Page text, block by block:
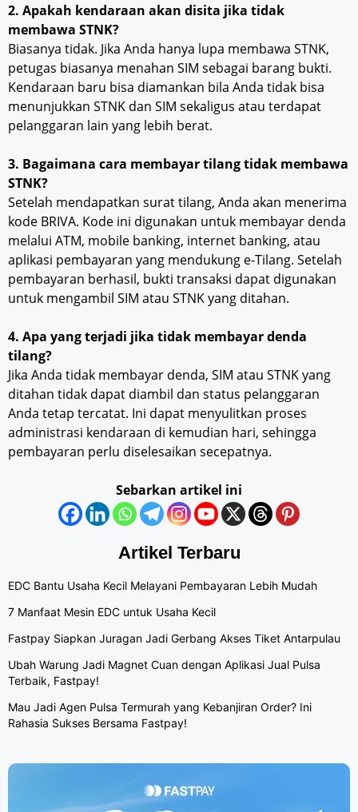
2. Apakah kendaraan akan disita jika tidak
membawa STNK?
Biasanya tidak. Jika Anda hanya lupa membawa STNK,
petugas biasanya menahan SIM sebagai barang bukti.
Kendaraan baru bisa diamankan bila Anda tidak bisa
menunjukkan STNK dan SIM sekaligus atau terdapat
pelanggaran lain yang lebih berat.
3. Bagaimana cara membayar tilang tidak membawa
STNK?
Setelah mendapatkan surat tilang, Anda akan menerima
kode BRIVA. Kode ini digunakan untuk membayar denda
melalui ATM, mobile banking, internet banking, atau
aplikasi pembayaran yang mendukung e-Tilang. Setelah
pembayaran berhasil, bukti transaksi dapat digunakan
untuk mengambil SIM atau STNK yang ditahan.
4. Apa yang terjadi jika tidak membayar denda
tilang?
Jika Anda tidak membayar denda, SIM atau STNK yang
ditahan tidak dapat diambil dan status pelanggaran
Anda tetap tercatat. Ini dapat menyulitkan proses
administrasi kendaraan di kemudian hari, sehingga
pembayaran perlu diselesaikan secepatnya.
Sebarkan artikel ini
Artikel Terbaru
EDC Bantu Usaha Kecil Melayani Pembayaran Lebih Mudah
7 Manfaat Mesin EDC untuk Usaha Kecil
Fastpay Siapkan Juragan Jadi Gerbang Akses Tiket Antarpulau
Ubah Warung Jadi Magnet Cuan dengan Aplikasi Jual Pulsa
Terbaik, Fastpay!
Mau Jadi Agen Pulsa Termurah yang Kebanjiran Order? Ini
Rahasia Sukses Bersama Fastpay!